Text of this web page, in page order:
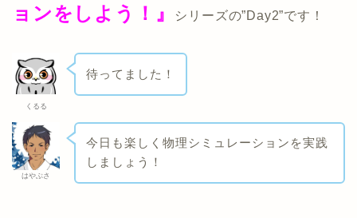
ョンをしよう！』
シリーズの”Day2”です！
くるる
待ってました！
はやぶさ
今日も楽しく物理シミュレーションを実践
しましょう！